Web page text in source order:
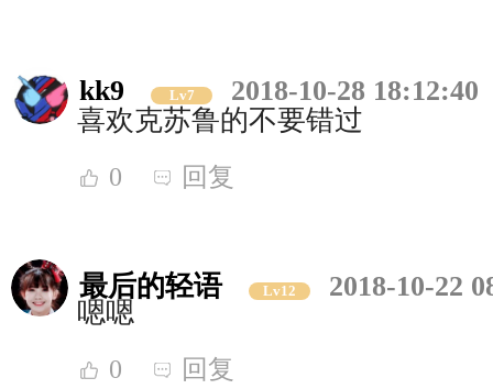
kk9 Lv7
2018-10-28 18:12:40
喜欢克苏鲁的不要错过
0 回复
最后的轻语 Lv12
2018-10-22
嗯嗯
0 回复